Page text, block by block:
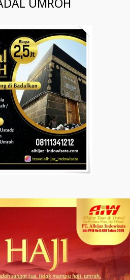
UMROH